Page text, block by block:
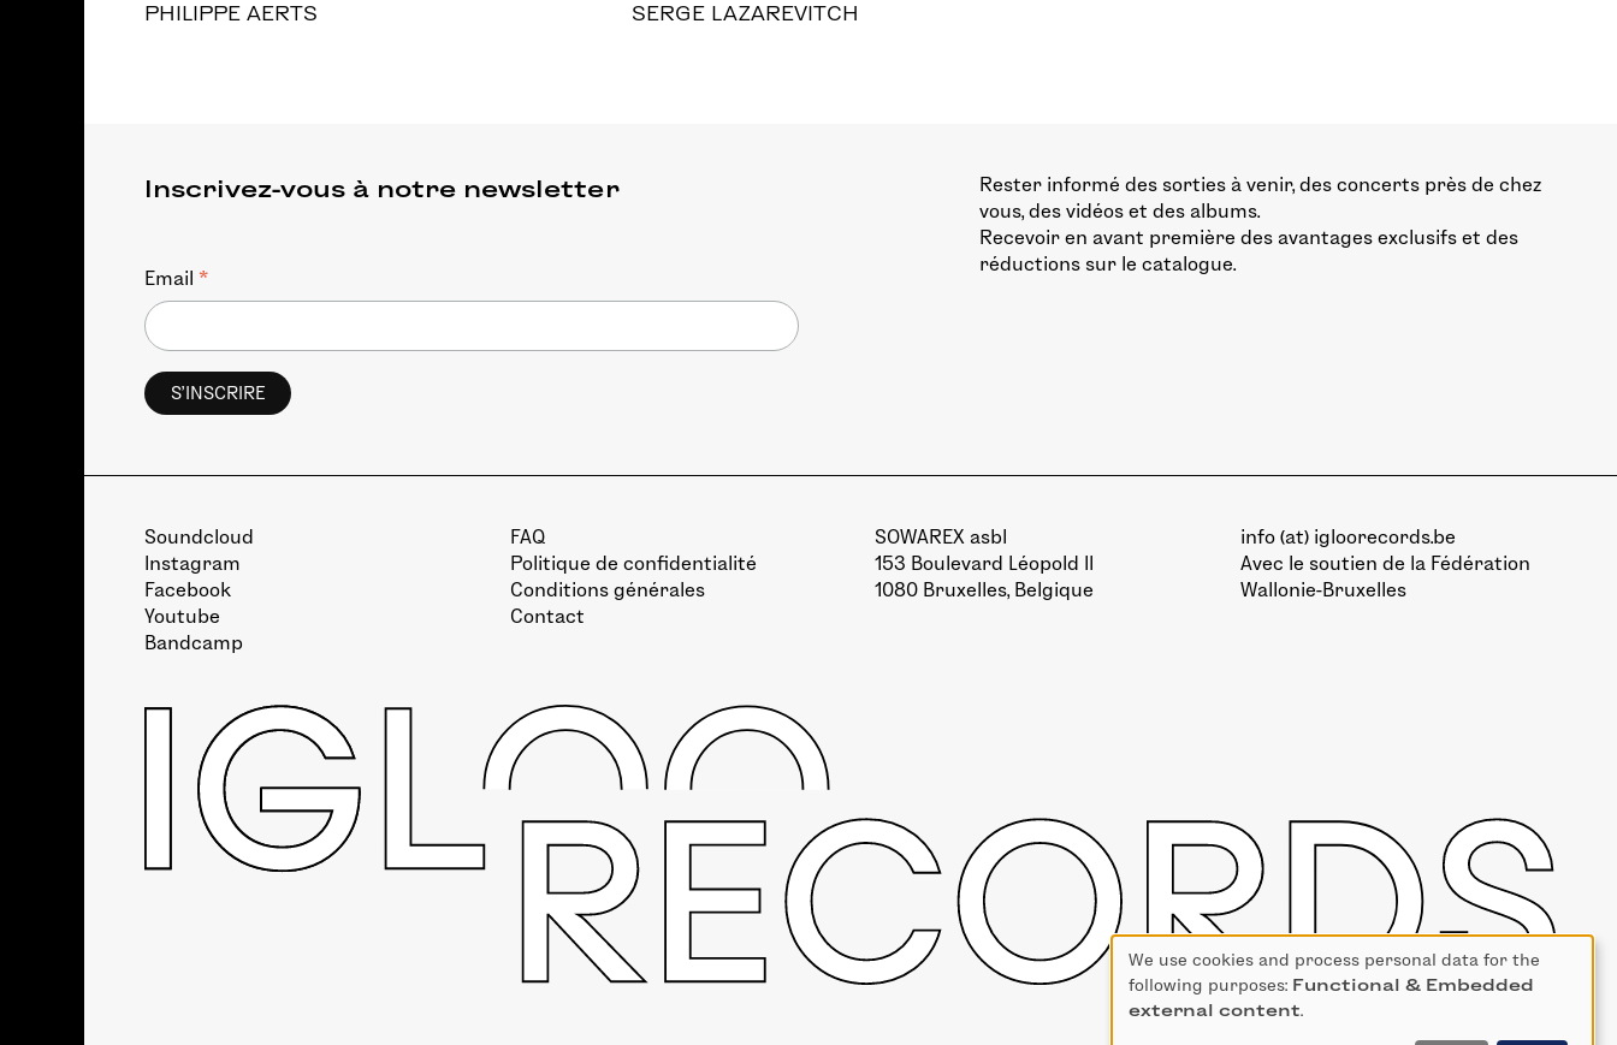
PHILIPPE AERTS
SERGE LAZAREVITCH
Rester informé des sorties à venir, des concerts près de chez
vous, des vidéos et des albums.
Recevoir en avant première des avantages exclusifs et des
réductions sur le catalogue.
Inscrivez-vous à notre newsletter
Email *
Soundcloud
Instagram
Facebook
Youtube
Bandcamp
FAQ
Politique de confidentialité
Conditions générales
Contact
SOWAREX asbl
153 Boulevard Léopold II
1080 Bruxelles, Belgique
info (at) igloorecords.be
Avec le soutien de la Fédération
Wallonie-Bruxelles
Use
of
personal
We use cookies and process personal data for the
following purposes: Functional & Embedded
external content.